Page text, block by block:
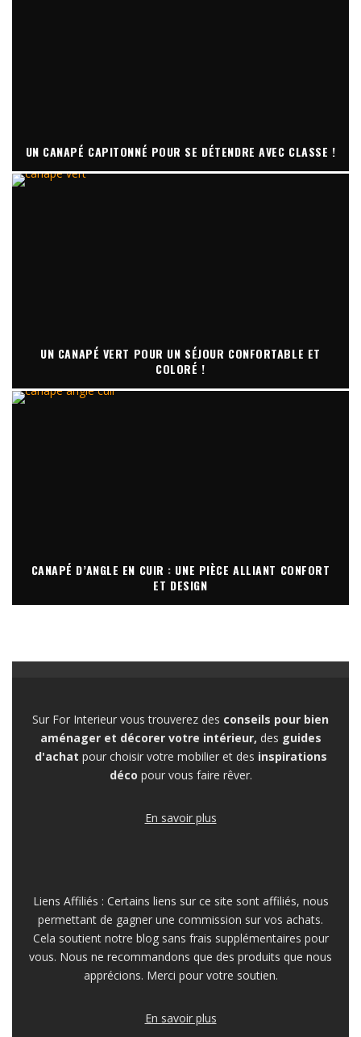
UN CANAPÉ CAPITONNÉ POUR SE DÉTENDRE AVEC CLASSE !
UN CANAPÉ VERT POUR UN SÉJOUR CONFORTABLE ET
COLORÉ !
CANAPÉ D’ANGLE EN CUIR : UNE PIÈCE ALLIANT CONFORT
ET DESIGN
Sur For Interieur vous trouverez des conseils pour bien
aménager et décorer votre intérieur, des guides
d'achat pour choisir votre mobilier et des inspirations
déco pour vous faire rêver.
En savoir plus
Liens Affiliés : Certains liens sur ce site sont affiliés, nous
permettant de gagner une commission sur vos achats.
Cela soutient notre blog sans frais supplémentaires pour
vous. Nous ne recommandons que des produits que nous
apprécions. Merci pour votre soutien.
En savoir plus